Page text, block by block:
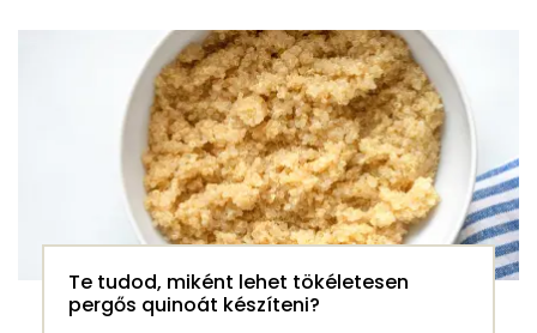
Te tudod, miként lehet tökéletesen
pergős quinoát készíteni?